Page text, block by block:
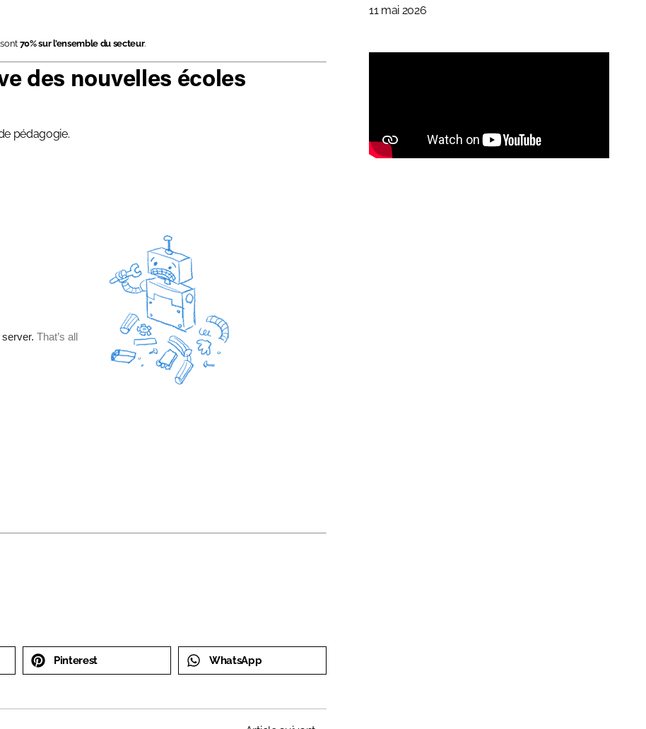
70% sur l’ensemble du secteur.
des nouvelles écoles
pédagogie.
Pinterest WhatsApp
11 mai 2026